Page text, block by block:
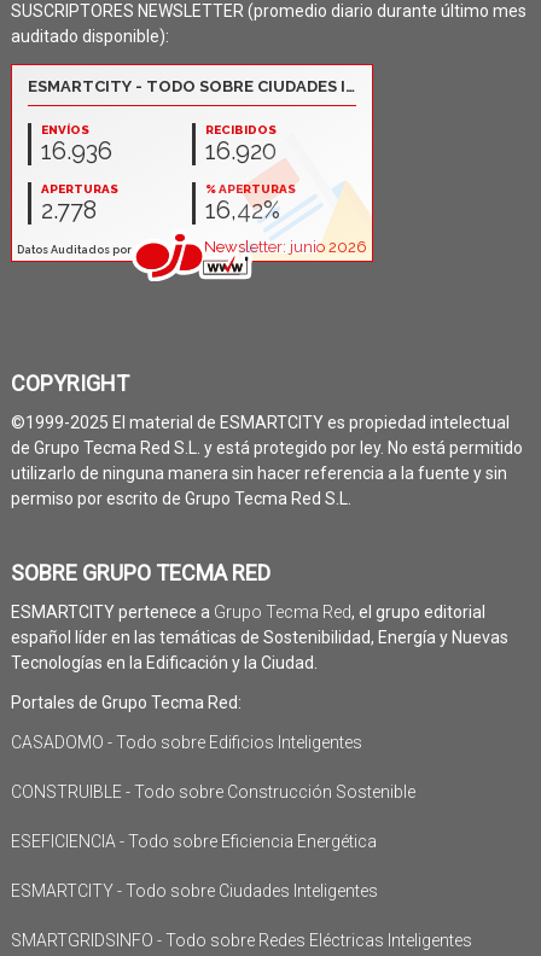
SUSCRIPTORES NEWSLETTER (promedio diario durante último mes
auditado disponible):
COPYRIGHT
©1999-2025 El material de ESMARTCITY es propiedad intelectual
de Grupo Tecma Red S.L. y está protegido por ley. No está permitido
utilizarlo de ninguna manera sin hacer referencia a la fuente y sin
permiso por escrito de Grupo Tecma Red S.L.
SOBRE GRUPO TECMA RED
ESMARTCITY pertenece a Grupo Tecma Red, el grupo editorial
español líder en las temáticas de Sostenibilidad, Energía y Nuevas
Tecnologías en la Edificación y la Ciudad.
Portales de Grupo Tecma Red:
CASADOMO - Todo sobre Edificios Inteligentes
CONSTRUIBLE - Todo sobre Construcción Sostenible
ESEFICIENCIA - Todo sobre Eficiencia Energética
ESMARTCITY - Todo sobre Ciudades Inteligentes
SMARTGRIDSINFO - Todo sobre Redes Eléctricas Inteligentes